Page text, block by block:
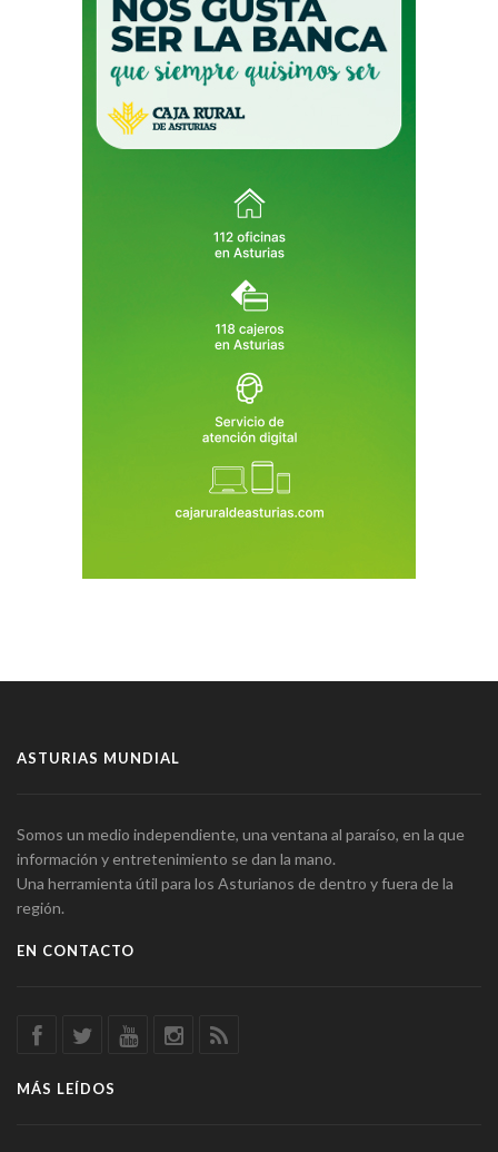
ASTURIAS MUNDIAL
Somos un medio independiente, una ventana al paraíso, en la que
información y entretenimiento se dan la mano.
Una herramienta útil para los Asturianos de dentro y fuera de la
región.
EN CONTACTO
MÁS LEÍDOS